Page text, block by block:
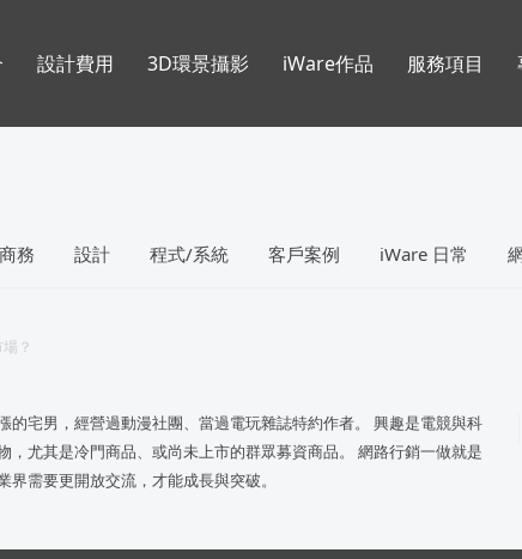
務 設計 程式/系統 客戶案例 iWare 日常
？
的宅男，經營過動漫社團、當過電玩雜誌特約作者。 興趣是電競與科
，尤其是冷門商品、或尚未上市的群眾募資商品。 網路行銷一做就是
界需要更開放交流，才能成長與突破。